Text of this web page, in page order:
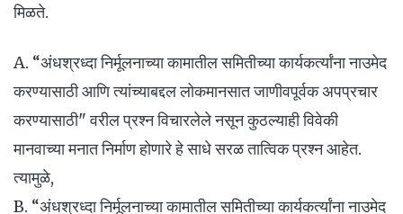
मिळते.
A. “अंधश्रध्दा निर्मूलनाच्या कामातील समितीच्या कार्यकर्त्यांना नाउमेद
करण्यासाठी आणि त्यांच्याबद्दल लोकमानसात जाणीवपूर्वक अपप्रचार
करण्यासाठी" वरील प्रश्न विचारलेले नसून कुठल्याही विवेकी
मानवाच्या मनात निर्माण होणारे हे साधे सरळ तात्विक प्रश्न आहेत.
त्यामुळे,
B. “अंधश्रध्दा निर्मूलनाच्या कामातील समितीच्या कार्यकर्त्यांना नाउमेद